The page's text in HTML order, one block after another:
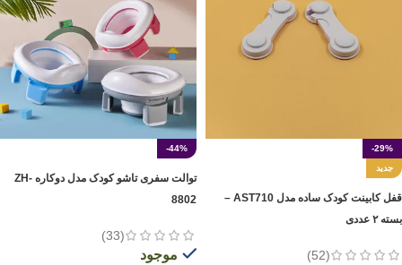
-29%
جدید
قفل کابینت کودک ساده مدل AST710 –
بسته ۲ عددی
(52)
-44%
توالت سفری تاشو کودک مدل دوکاره ZH-
8802
(33)
موجود